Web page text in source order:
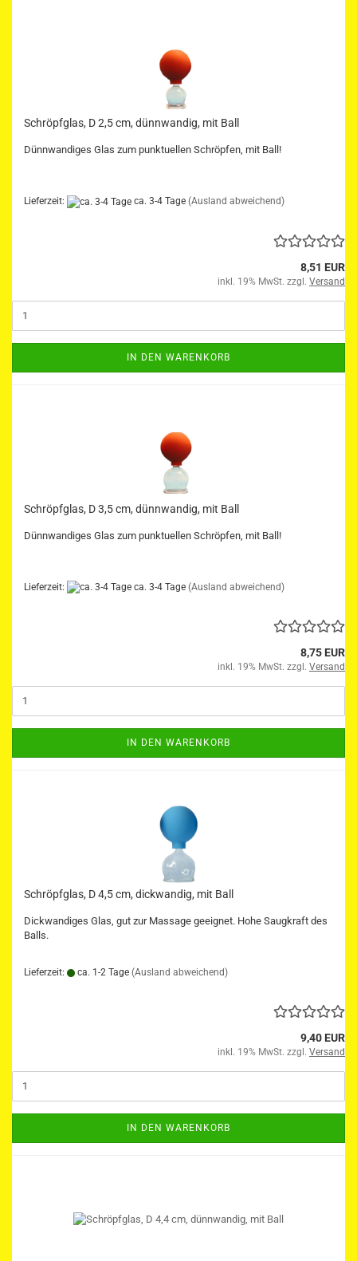
Schröpfglas, D 2,5 cm, dünnwandig, mit Ball
Dünnwandiges Glas zum punktuellen Schröpfen, mit Ball!
Lieferzeit: ca. 3-4 Tage (Ausland abweichend)
8,51 EUR
inkl. 19% MwSt. zzgl. Versand
IN DEN WARENKORB
Schröpfglas, D 3,5 cm, dünnwandig, mit Ball
Dünnwandiges Glas zum punktuellen Schröpfen, mit Ball!
Lieferzeit: ca. 3-4 Tage (Ausland abweichend)
8,75 EUR
inkl. 19% MwSt. zzgl. Versand
IN DEN WARENKORB
Schröpfglas, D 4,5 cm, dickwandig, mit Ball
Dickwandiges Glas, gut zur Massage geeignet. Hohe Saugkraft des
Balls.
Lieferzeit: ca. 1-2 Tage (Ausland abweichend)
9,40 EUR
inkl. 19% MwSt. zzgl. Versand
IN DEN WARENKORB